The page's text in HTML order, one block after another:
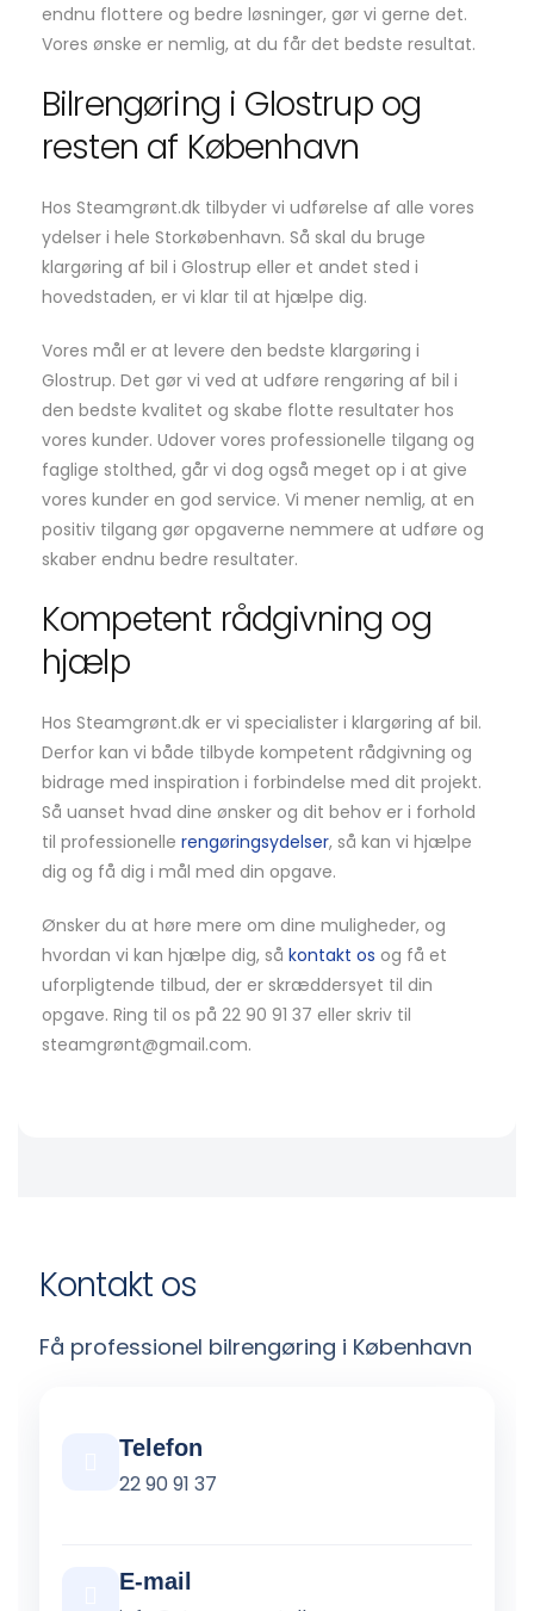
endnu flottere og bedre løsninger, gør vi gerne det.
Vores ønske er nemlig, at du får det bedste resultat.
Bilrengøring i Glostrup og
resten af København
Hos Steamgrønt.dk tilbyder vi udførelse af alle vores
ydelser i hele Storkøbenhavn. Så skal du bruge
klargøring af bil i Glostrup eller et andet sted i
hovedstaden, er vi klar til at hjælpe dig.
Vores mål er at levere den bedste klargøring i
Glostrup. Det gør vi ved at udføre rengøring af bil i
den bedste kvalitet og skabe flotte resultater hos
vores kunder. Udover vores professionelle tilgang og
faglige stolthed, går vi dog også meget op i at give
vores kunder en god service. Vi mener nemlig, at en
positiv tilgang gør opgaverne nemmere at udføre og
skaber endnu bedre resultater.
Kompetent rådgivning og
hjælp
Hos Steamgrønt.dk er vi specialister i klargøring af bil.
Derfor kan vi både tilbyde kompetent rådgivning og
bidrage med inspiration i forbindelse med dit projekt.
Så uanset hvad dine ønsker og dit behov er i forhold
til professionelle rengøringsydelser, så kan vi hjælpe
dig og få dig i mål med din opgave.
Ønsker du at høre mere om dine muligheder, og
hvordan vi kan hjælpe dig, så kontakt os og få et
uforpligtende tilbud, der er skræddersyet til din
opgave. Ring til os på 22 90 91 37 eller skriv til
steamgrønt@gmail.com.
Kontakt os
Få professionel bilrengøring i København
Telefon
22 90 91 37
E-mail